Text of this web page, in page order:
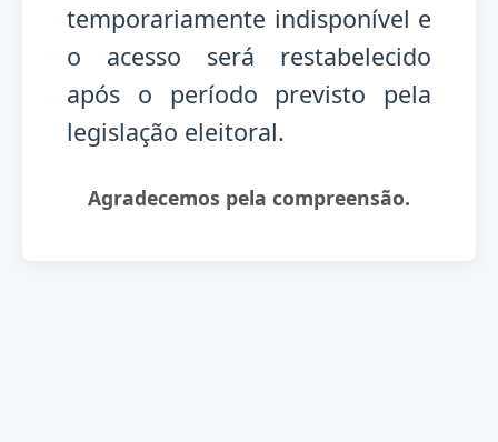
temporariamente indisponível e
o acesso será restabelecido
após o período previsto pela
legislação eleitoral.
Agradecemos pela compreensão.